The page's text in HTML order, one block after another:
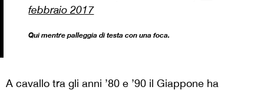
febbraio 2017
Qui mentre palleggia di testa con una foca.
A cavallo tra gli anni ’80 e ’90 il Giappone ha